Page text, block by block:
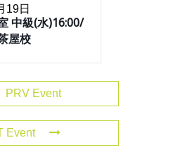
19日
中級(水)16:00/
屋校
PRV Event
Event